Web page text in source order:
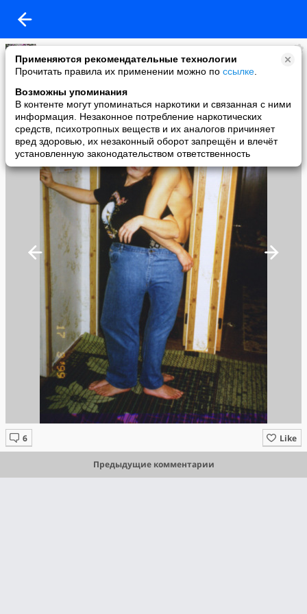
Применяются рекомендательные технологии
Прочитать правила их применении можно по ссылке
Возможны упоминания
В контенте могут упоминаться наркотики и связанная с ними
информация. Незаконное потребление наркотических
средств, психотропных веществ и их аналогов причиняет
вред здоровью, их незаконный оборот запрещён и влечёт
установленную законодательством ответственность
Киса
added a photo
04 Apr в 12:34
Like
Предыдущие комментарии